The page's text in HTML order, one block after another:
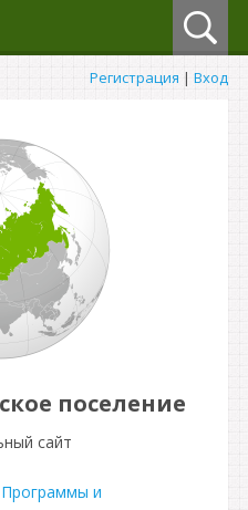
Регистрация | Вход
поселение
сайт
Программы и